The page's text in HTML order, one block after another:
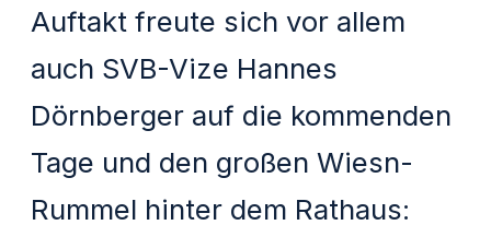
Auftakt freute sich vor allem
auch SVB-Vize Hannes
Dörnberger auf die kommenden
Tage und den großen Wiesn-
Rummel hinter dem Rathaus: